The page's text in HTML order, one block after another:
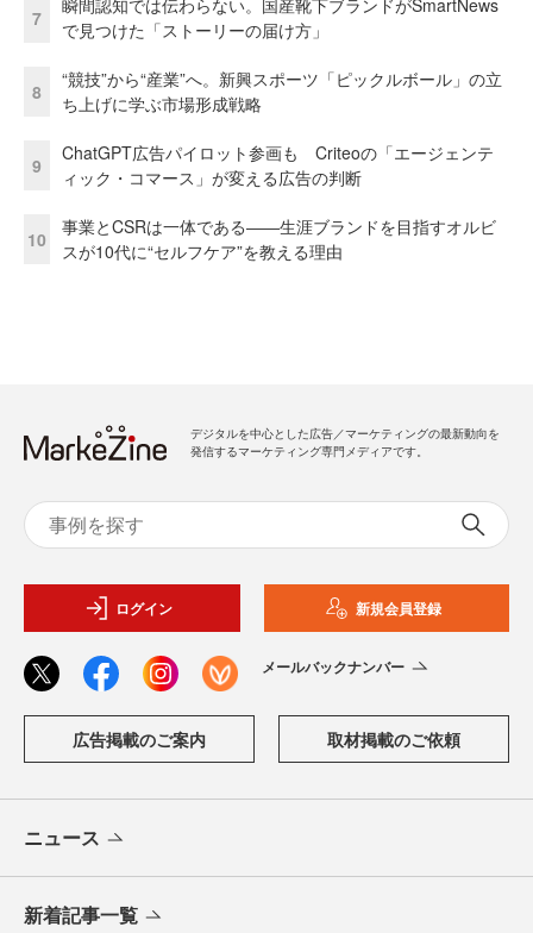
7
瞬間認知では伝わらない。国産靴下ブランドがSmartNews
で見つけた「ストーリーの届け方」
8
“競技”から“産業”へ。新興スポーツ「ピックルボール」の立
ち上げに学ぶ市場形成戦略
9
ChatGPT広告パイロット参画も Criteoの「エージェンテ
ィック・コマース」が変える広告の判断
10
事業とCSRは一体である――生涯ブランドを目指すオルビ
スが10代に“セルフケア”を教える理由
デジタルを中心とした広告／マーケティングの最新動向を
発信するマーケティング専門メディアです。
ログイン 新規会員登録
メールバックナンバー
広告掲載のご案内 取材掲載のご依頼
ニュース
新着記事一覧